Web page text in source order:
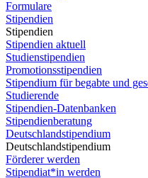
Formulare
Stipendien
Stipendien
Stipendien aktuell
Studienstipendien
Promotionsstipendien
Stipendium für begabte und
Studierende
Stipendien-Datenbanken
Stipendienberatung
Deutschlandstipendium
Deutschlandstipendium
Förderer werden
Stipendiat*in werden